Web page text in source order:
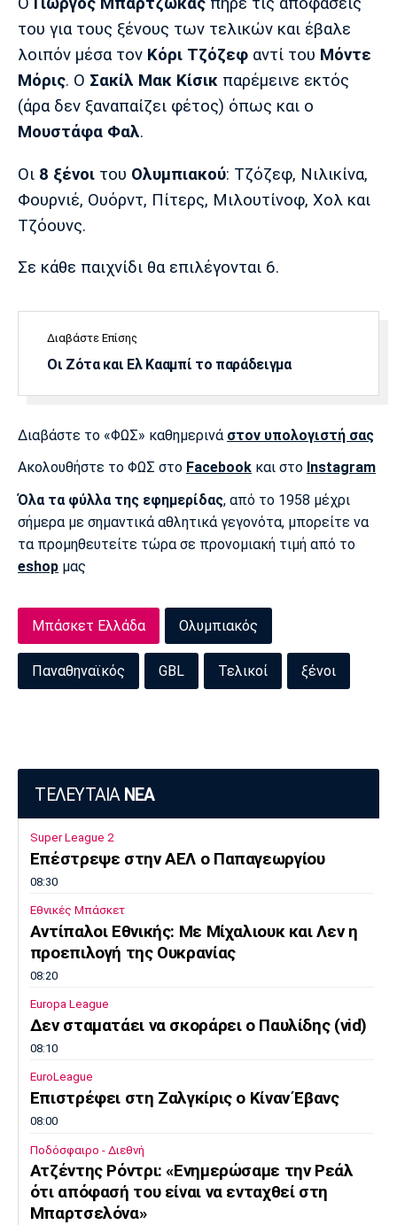
Πολιτισμός
Τραγούδια
Cine Spot
Running
Media
Παρασκήνιο
Πρόγραμμα TV
Ιωνικός Κηφισιά Πανσερραϊκός
Μπαρτσελόνα
Ρεάλ
Μαδρίτης
Ατλέτικο
Μαδρίτης
Γιουνάιτεντ
Ίντερ Μίλαν Μπάγερν
Μπορούσια
Ντόρτμουντ
Παρί Σεν
Ζερμέν
Μαρσέιγ
Πόρτο Μπενφίκα
του για τους ξένους των τελικών και έβαλε
λοιπόν μέσα τον Κόρι Τζόζεφ αντί του Μόντε
Μόρις. Ο Σακίλ Μακ Κίσικ παρέμεινε εκτός
(άρα δεν ξαναπαίζει φέτος) όπως και ο
Μουστάφα Φαλ.
Οι 8 ξένοι του Ολυμπιακού: Τζόζεφ, Νιλικίνα,
Φουρνιέ, Ουόρντ, Πίτερς, Μιλουτίνοφ, Χολ και
Τζόουνς.
Σε κάθε παιχνίδι θα επιλέγονται 6.
Διαβάστε Επίσης
Οι Ζότα και Ελ Κααμπί το παράδειγμα
Διαβάστε το «ΦΩΣ» καθημερινά στον υπολογιστή σας
Ακολουθήστε το ΦΩΣ στο Facebook και στο Instagram
Όλα τα φύλλα της εφημερίδας, από το 1958 μέχρι
σήμερα με σημαντικά αθλητικά γεγονότα, μπορείτε να
τα προμηθευτείτε τώρα σε προνομιακή τιμή από το
eshop μας
Μπάσκετ Ελλάδα Ολυμπιακός
Παναθηναϊκός GBL Τελικοί ξένοι
ΤΕΛΕΥΤΑΙΑ ΝΕΑ
Super League 2
Επέστρεψε στην ΑΕΛ ο Παπαγεωργίου
08:30
Εθνικές Μπάσκετ
Αντίπαλοι Εθνικής: Με Μίχαλιουκ και Λεν η
προεπιλογή της Ουκρανίας
08:20
Europa League
Δεν σταματάει να σκοράρει ο Παυλίδης (vid)
08:10
EuroLeague
Επιστρέφει στη Ζαλγκίρις ο Κίναν Έβανς
08:00
Ποδόσφαιρο - Διεθνή
Ατζέντης Ρόντρι: «Ενημερώσαμε την Ρεάλ
ότι απόφασή του είναι να ενταχθεί στη
Μπαρτσελόνα»